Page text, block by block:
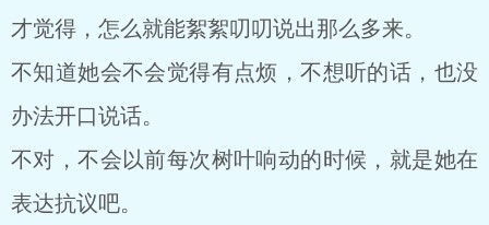
才觉得，怎么就能絮絮叨叨说出那么多来。
不知道她会不会觉得有点烦，不想听的话，也没
办法开口说话。
不对，不会以前每次树叶响动的时候，就是她在
表达抗议吧。